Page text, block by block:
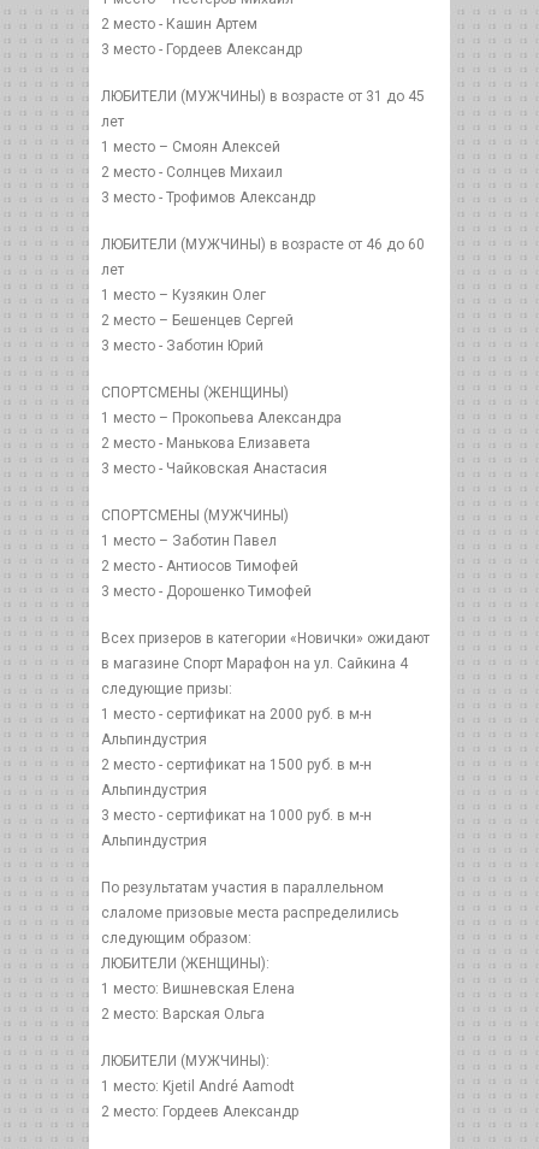
2 место - Кашин Артем
3 место - Гордеев Александр
ЛЮБИТЕЛИ (МУЖЧИНЫ) в возрасте от 31 до 45
лет
1 место – Смоян Алексей
2 место - Солнцев Михаил
3 место - Трофимов Александр
ЛЮБИТЕЛИ (МУЖЧИНЫ) в возрасте от 46 до 60
лет
1 место – Кузякин Олег
2 место – Бешенцев Сергей
3 место - Заботин Юрий
СПОРТСМЕНЫ (ЖЕНЩИНЫ)
1 место – Прокопьева Александра
2 место - Манькова Елизавета
3 место - Чайковская Анастасия
СПОРТСМЕНЫ (МУЖЧИНЫ)
1 место – Заботин Павел
2 место - Антиосов Тимофей
3 место - Дорошенко Tимофей
Всех призеров в категории «Новички» ожидают
в магазине Спорт Марафон на ул. Сайкина 4
следующие призы:
1 место - сертификат на 2000 руб. в м-н
Альпиндустрия
2 место - сертификат на 1500 руб. в м-н
Альпиндустрия
3 место - сертификат на 1000 руб. в м-н
Альпиндустрия
По результатам участия в параллельном
слаломе призовые места распределились
следующим образом:
ЛЮБИТЕЛИ (ЖЕНЩИНЫ):
1 место: Вишневская Елена
2 место: Варская Ольга
ЛЮБИТЕЛИ (МУЖЧИНЫ):
1 место: Kjetil André Aamodt
2 место: Гордеев Александр